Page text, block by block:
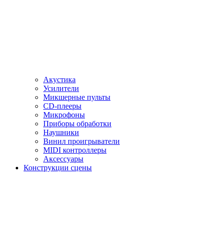
Акустика
Усилители
Микшерные пульты
CD-плееры
Микрофоны
Приборы обработки
Наушники
Винил проигрыватели
MIDI контроллеры
Аксессуары
Конструкции сцены